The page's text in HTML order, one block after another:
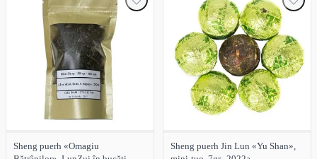
Sheng puerh «Omagiu
Sheng puerh Jin Lun «Yu Shan»,